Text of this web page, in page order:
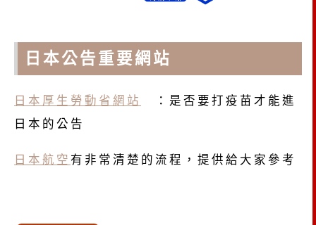
日本公告重要網站
日本厚生勞動省網站
：是否要打疫苗才能進
日本的公告
日本航空 有非常清楚的流程，提供給大家參考